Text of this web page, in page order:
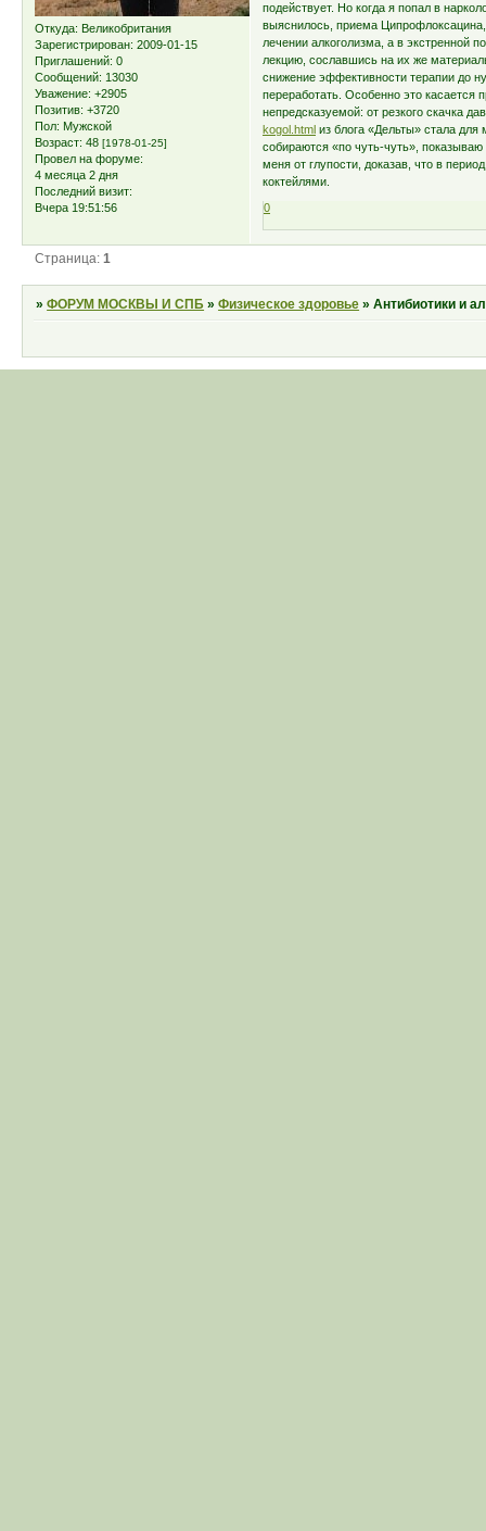
Откуда: Великобритания
Зарегистрирован: 2009-01-15
Приглашений: 0
Сообщений: 13030
Уважение: +2905
Позитив: +3720
Пол: Мужской
Возраст: 48 [1978-01-25]
Провел на форуме:
4 месяца 2 дня
Последний визит:
Вчера 19:51:56
подействует. Но когда я попал в
выяснилось, приема
лечении алкоголизма, а в экстренной
лекцию, сославшись на их же
снижение эффективности терапии до
переработать. Особенно это
непредсказуемой: от резкого скачка
kogol.html из блога «Дельты» стала
собираются «по чуть-чуть», показываю
меня от глупости, доказав, что в
коктейлями.
0
Страница:1
»ФОРУМ МОСКВЫ И СПБ »Физическое здоровье »Антибиотики и